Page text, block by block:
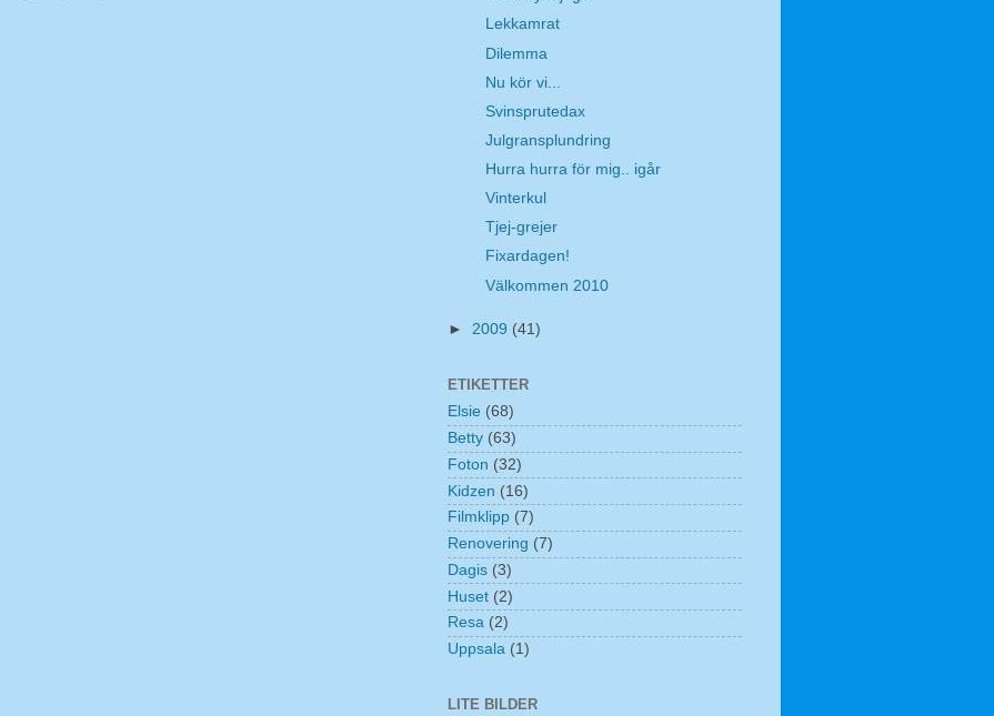
Lekkamrat
Dilemma
Nu kör vi...
Svinsprutedax
Julgransplundring
Hurra hurra för mig.. igår
Vinterkul
Tjej-grejer
Fixardagen!
Välkommen 2010
► 2009 (41)
ETIKETTER
Elsie (68)
Betty (63)
Foton (32)
Kidzen (16)
Filmklipp (7)
Renovering (7)
Dagis (3)
Huset (2)
Resa (2)
Uppsala (1)
LITE BILDER